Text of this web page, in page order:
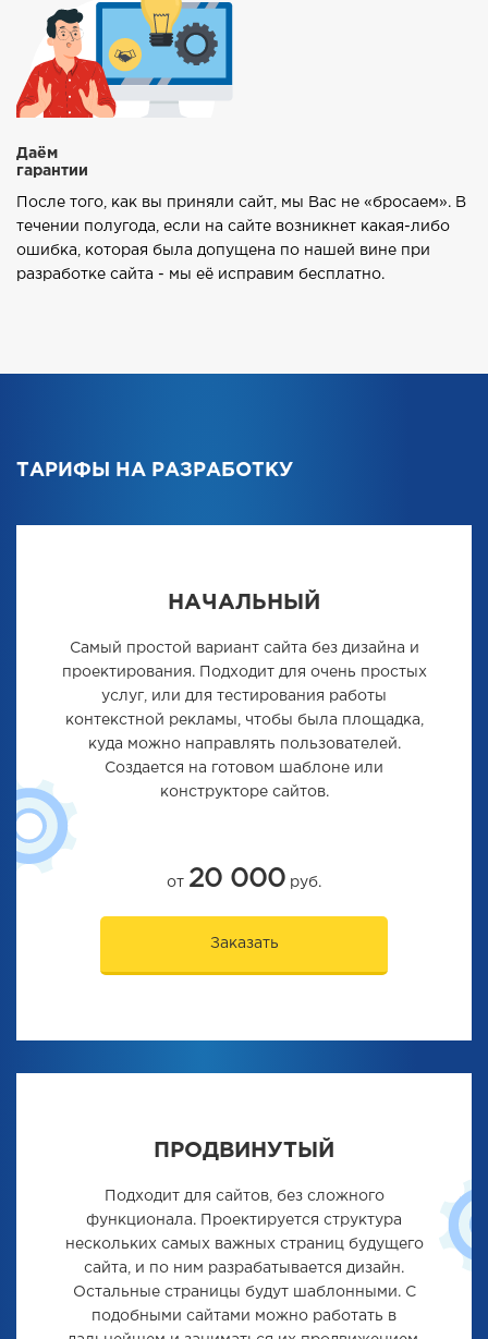
Даём
гарантии
После того, как вы приняли сайт, мы Вас не «бросаем». В
течении полугода, если на сайте возникнет какая-либо
ошибка, которая была допущена по нашей вине при
разработке сайта - мы её исправим бесплатно.
ТАРИФЫ НА РАЗРАБОТКУ
НАЧАЛЬНЫЙ
Самый простой вариант сайта без дизайна и
проектирования. Подходит для очень простых
услуг, или для тестирования работы
контекстной рекламы, чтобы была площадка,
куда можно направлять пользователей.
Создается на готовом шаблоне или
конструкторе сайтов.
от 20 000 руб.
Заказать
ПРОДВИНУТЫЙ
Подходит для сайтов, без сложного
функционала. Проектируется структура
нескольких самых важных страниц будущего
сайта, и по ним разрабатывается дизайн.
Остальные страницы будут шаблонными. С
подобными сайтами можно работать в